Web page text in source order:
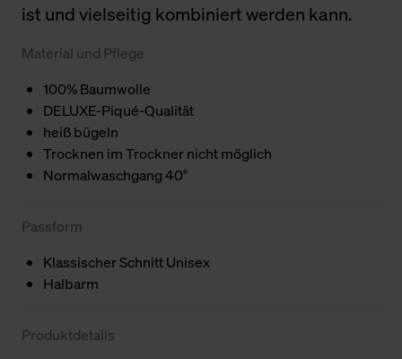
ist und vielseitig kombiniert werden kann.
Material und Pflege
100% Baumwolle
DELUXE-Piqué-Qualität
heiß bügeln
Trocknen im Trockner nicht möglich
Normalwaschgang 40°
Passform
Klassischer Schnitt Unisex
Halbarm
Produktdetails